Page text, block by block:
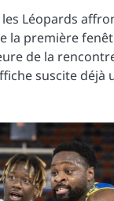
les Léopards
la première
de la
suscite déjà